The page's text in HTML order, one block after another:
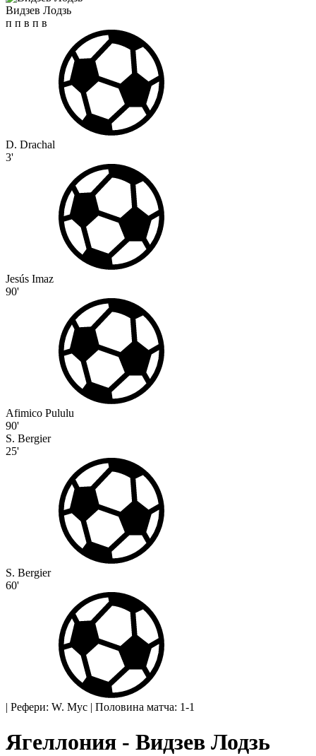
Видзев Лодзь
п п в п в
D. Drachal
3'
Jesús Imaz
90'
Afimico Pululu
90'
S. Bergier
25'
S. Bergier
60'
| Рефери: W. Myc | Половина матча: 1-1
Ягеллония - Видзев Лодзь